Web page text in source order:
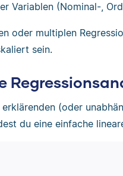
Variablen (Nominal-,
oder multiplen
sein.
(oder
du eine einfache